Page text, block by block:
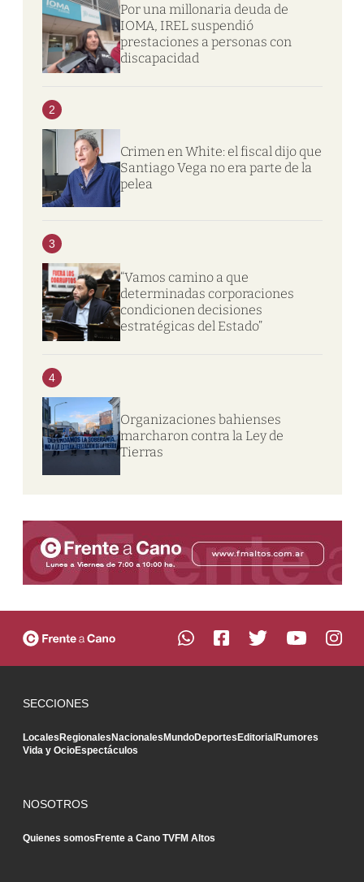
Por una millonaria deuda de
IOMA, IREL suspendió
prestaciones a personas con
discapacidad
2
Crimen en White: el fiscal dijo que
Santiago Vega no era parte de la
pelea
3
“Vamos camino a que
determinadas corporaciones
condicionen decisiones
estratégicas del Estado”
4
Organizaciones bahienses
marcharon contra la Ley de
Tierras
SECCIONES
LocalesRegionalesNacionalesMundoDeportesEditorialRumores
Vida y OcioEspectáculos
NOSOTROS
Quienes somosFrente a Cano TVFM Altos